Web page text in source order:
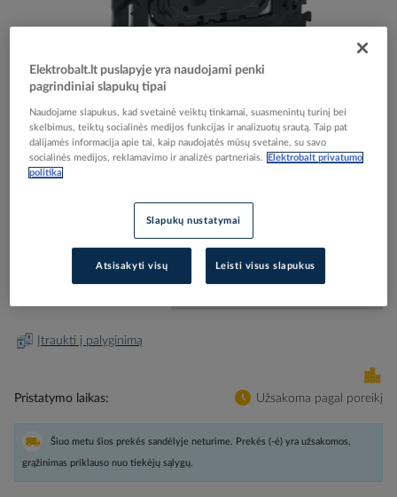
the
beginning
Reguliatorius šviesos p/t mygtukas universalus
VALENA LIFE - LEGRAND
Elektrobalt prekės kodas
Įtraukti į palyginimą
Pristatymo laikas Užsakoma pagal poreikį
Šiuo metu šios prekės sandėlyje neturime. Prekės (-ė) yra užsakomos,
grąžinimas priklauso nuo tiekėjų sąlygų.
Elektrobalt.lt puslapyje yra naudojami penki
pagrindiniai slapukų tipai
Naudojame slapukus, kad svetainė veiktų tinkamai, suasmenintų turinį bei
skelbimus, teiktų socialinės medijos funkcijas ir analizuotų srautą. Taip pat
dalijamės informacija apie tai, kaip naudojatės mūsų svetaine, su savo
socialinės medijos, reklamavimo ir analizės partneriais.
Elektrobalt privatumo
politika
Slapukų nustatymai
Atsisakyti visų Leisti visus slapukus